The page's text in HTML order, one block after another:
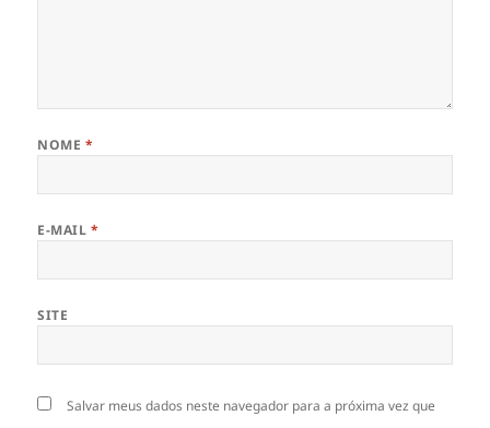
NOME *
E-MAIL *
SITE
Salvar meus dados neste navegador para a próxima vez que